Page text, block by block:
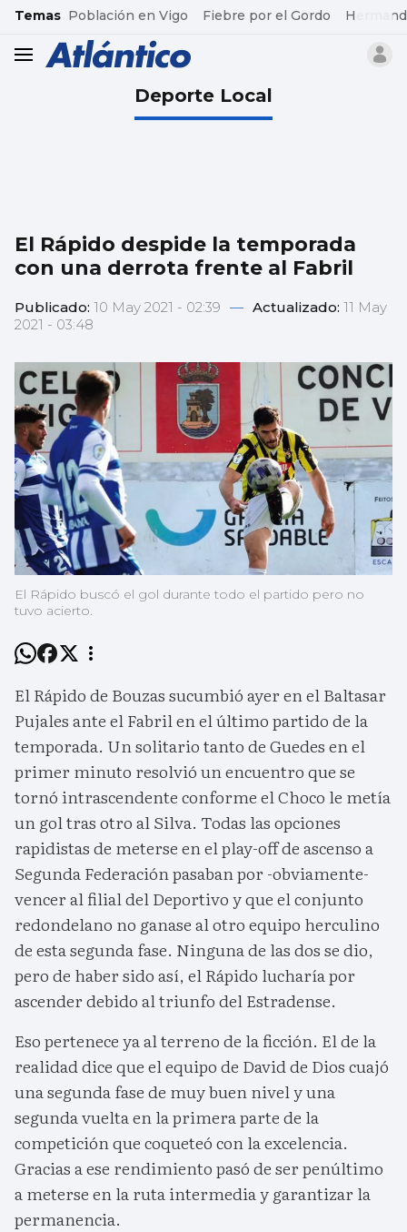
common.go-to-content
Temas Población en Vigo Fiebre por el Gordo
header.menu.open
Deporte Local
El Rápido despide la temporada
con una derrota frente al Fabril
Publicado: 10 May 2021 - 02:39 — Actualizado: 11 May
2021 - 03:48
El Rápido buscó el gol durante todo el partido pero no
tuvo acierto.
El Rápido de Bouzas sucumbió ayer en el Baltasar
Pujales ante el Fabril en el último partido de la
temporada. Un solitario tanto de Guedes en el
primer minuto resolvió un encuentro que se
tornó intrascendente conforme el Choco le metía
un gol tras otro al Silva. Todas las opciones
rapidistas de meterse en el play-off de ascenso a
Segunda Federación pasaban por -obviamente-
vencer al filial del Deportivo y que el conjunto
redondelano no ganase al otro equipo herculino
de esta segunda fase. Ninguna de las dos se dio,
pero de haber sido así, el Rápido lucharía por
ascender debido al triunfo del Estradense.
Eso pertenece ya al terreno de la ficción. El de la
realidad dice que el equipo de David de Dios cuajó
una segunda fase de muy buen nivel y una
segunda vuelta en la primera parte de la
competición que coqueteó con la excelencia.
Gracias a ese rendimiento pasó de ser penúltimo
a meterse en la ruta intermedia y garantizar la
permanencia.